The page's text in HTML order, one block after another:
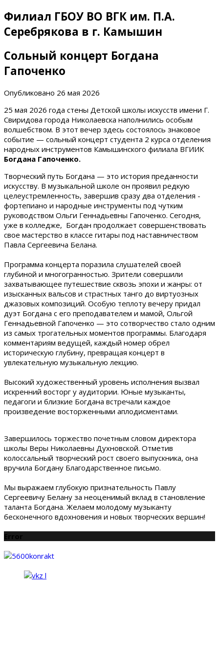
Филиал ГБОУ ВО ВГК им. П.А.
Серебрякова в г. Камышин
Сольный концерт Богдана
Гапоченко
Опубликовано 26 мая 2026
25 мая 2026 года стены Детской школы искусств имени Г.
Свиридова города Николаевска наполнились особым
волшебством. В этот вечер здесь состоялось знаковое
событие — сольный концерт студента 2 курса отделения
народных инструментов Камышинского филиала ВГИИК
Богдана Гапоченко.
Творческий путь Богдана — это история преданности
искусству. В музыкальной школе он проявил редкую
целеустремленность, завершив сразу два отделения -
фортепиано и народные инструменты под чутким
руководством Ольги Геннадьевны Гапоченко. Сегодня,
уже в колледже, Богдан продолжает совершенствовать
свое мастерство в классе гитары под наставничеством
Павла Сергеевича Белана.
Программа концерта поразила слушателей своей
глубиной и многогранностью. Зрители совершили
захватывающее путешествие сквозь эпохи и жанры: от
изысканных вальсов и страстных танго до виртуозных
джазовых композиций. Особую теплоту вечеру придал
дуэт Богдана с его преподавателем и мамой, Ольгой
Геннадьевной Гапоченко — это сотворчество стало одним
из самых трогательных моментов программы. Благодаря
комментариям ведущей, каждый номер обрел
историческую глубину, превращая концерт в
увлекательную музыкальную лекцию.
Высокий художественный уровень исполнения вызвал
искренний восторг у аудитории. Юные музыканты,
педагоги и близкие Богдана встречали каждое
произведение восторженными аплодисментами.
Завершилось торжество почетным словом директора
школы Веры Николаевны Духновской. Отметив
колоссальный творческий рост своего выпускника, она
вручила Богдану Благодарственное письмо.
Мы выражаем глубокую признательность Павлу
Сергеевичу Белану за неоценимый вклад в становление
таланта Богдана. Желаем молодому музыканту
бесконечного вдохновения и новых творческих вершин!
Error